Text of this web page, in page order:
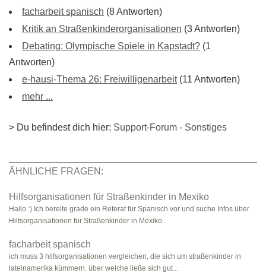
facharbeit spanisch (8 Antworten)
Kritik an Straßenkinderorganisationen (3 Antworten)
Debating: Olympische Spiele in Kapstadt? (1
Antworten)
e-hausi-Thema 26: Freiwilligenarbeit(11 Antworten)
mehr ...
> Du befindest dich hier: Support-Forum - Sonstiges
ÄHNLICHE FRAGEN:
Hilfsorganisationen für Straßenkinder in Mexiko
Hallo :) Ich bereite grade ein Referat für Spanisch vor und suche Infos über
Hilfsorganisationen für Straßenkinder in Mexiko..
facharbeit spanisch
ich muss 3 hilfsorganisationen vergleichen, die sich um straßenkinder in
lateinamerika kümmern. über welche ließe sich gut ..